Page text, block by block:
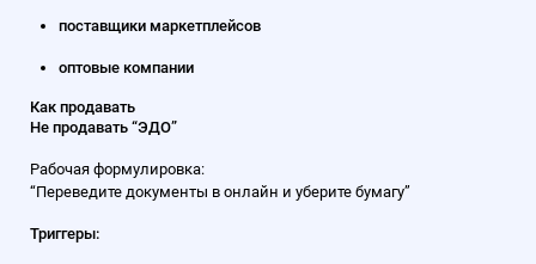
поставщики маркетплейсов
оптовые компании
Как продавать
Не продавать “ЭДО”
Рабочая формулировка:
“Переведите документы в онлайн и уберите бумагу”
Триггеры: